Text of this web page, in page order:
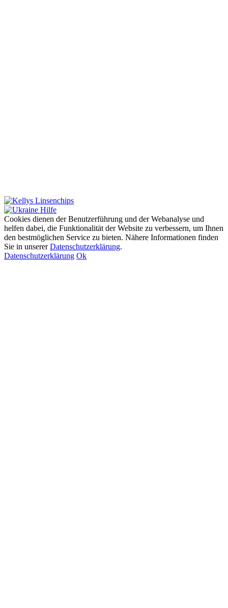
Cookies dienen der Benutzerführung und der Webanalyse und
helfen dabei, die Funktionalität der Website zu verbessern, um Ihnen
den bestmöglichen Service zu bieten. Nähere Informationen finden
Sie in unsererDatenschutzerklärung.
Datenschutzerklärung Ok